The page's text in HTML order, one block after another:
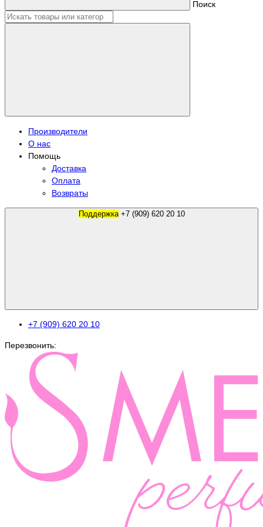
Поиск
Производители
О нас
Помощь
Доставка
Оплата
Возвраты
Поддержка +7 (909) 620 20 10
+7 (909) 620 20 10
Перезвонить: